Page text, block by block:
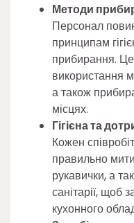
Методи
Персонал
принципам
прибирання.
використання
а також
місцях.
Гігієна та
Кожен
правильно
рукавички, а
санітарії, щоб
кухонного